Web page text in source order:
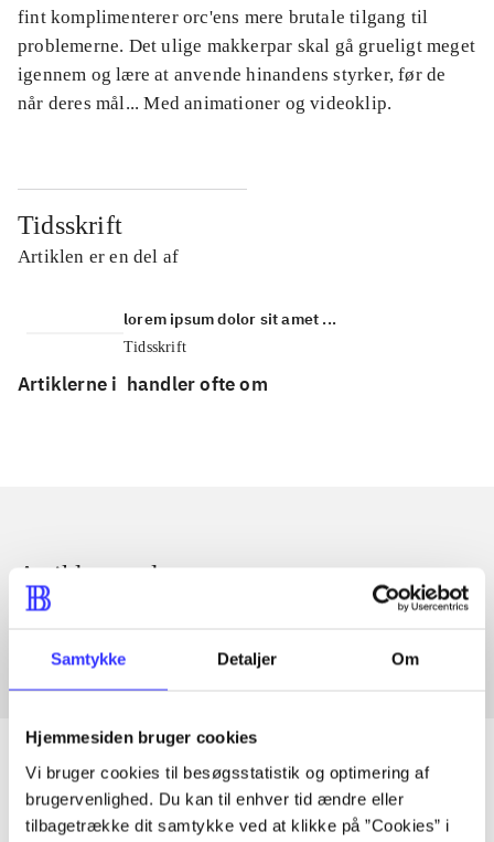
Samtykke Detaljer Om
Hjemmesiden bruger cookies
Vi bruger cookies til besøgsstatistik og optimering af
brugervenlighed. Du kan til enhver tid ændre eller
tilbagetrække dit samtykke ved at klikke på ”Cookies” i
fint komplimenterer orc'ens mere brutale tilgang til
problemerne. Det ulige makkerpar skal gå grueligt meget
igennem og lære at anvende hinandens styrker, før de
når deres mål... Med animationer og videoklip.
Tidsskrift
Artiklen er en del af
lorem ipsum dolor sit amet ...
Tidsskrift
Artiklerne i handler ofte om
Artikler med samme emner
Fra
Artikler